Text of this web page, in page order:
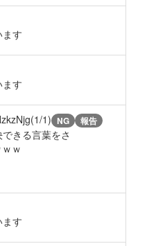
す
す
1) NG 報告
きる言葉をさ
ｗ
す